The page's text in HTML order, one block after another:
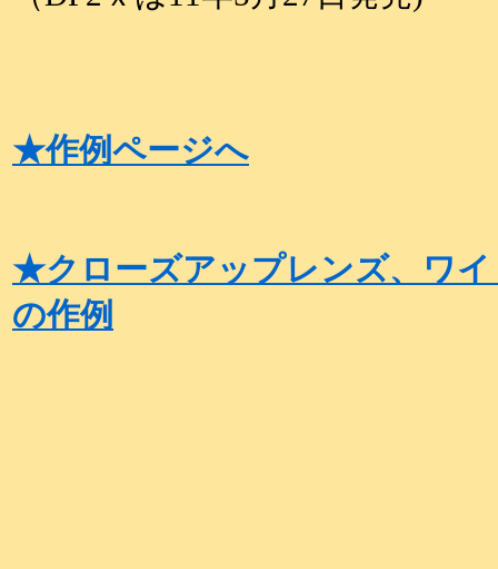
★作例ページへ
★クローズアップレンズ、ワ
の作例